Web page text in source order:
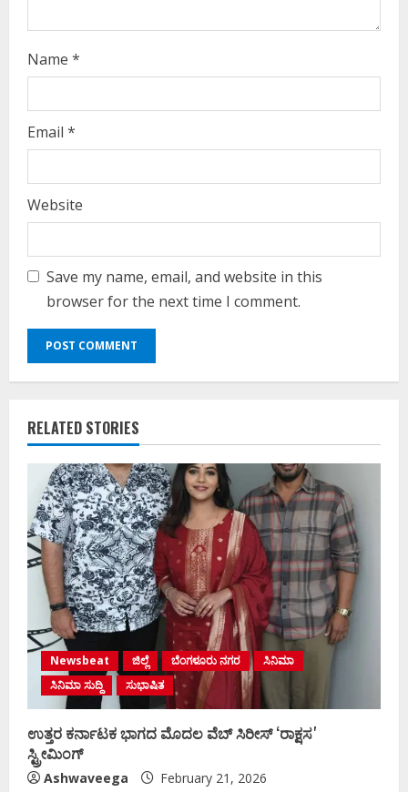
g
Name *
Email *
Website
Save my name, email, and website in this
browser for the next time I comment.
RELATED STORIES
Newsbeat ಜಿಲ್ಲೆ ಬೆಂಗಳೂರು ನಗರ
ಸಿನಿಮಾ
ಸಿನಿಮಾ ಸುದ್ದಿ
ಸುಭಾಷಿತ
ಉತ್ತರ ಕರ್ನಾಟಕ ಭಾಗದ ಮೊದಲ ವೆಬ್ ಸಿರೀಸ್ ʻರಾಕ್ಷಸʼ
ಸ್ಟ್ರೀಮಿಂಗ್‌
Ashwaveega February 21, 2026